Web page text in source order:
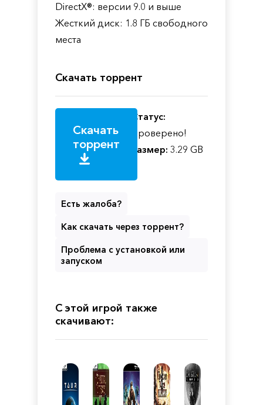
DirectX®: версии 9.0 и выше
Жесткий диск: 1.8 ГБ свободного
места
Скачать торрент
Скачать
торрент
Статус:
Проверено!
Размер: 3.29 GB
Есть жалоба?
Как скачать через торрент?
Проблема с установкой или
запуском
С этой игрой также
скачивают: